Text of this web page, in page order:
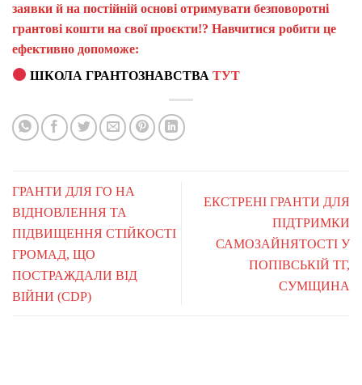
заявки й на постійній основі отримувати безповоротні
грантові кошти на свої проєкти!? Навчитися робити це
ефективно допоможе:
ШКОЛА ГРАНТОЗНАВСТВАТУТ
ГРАНТИ ДЛЯ ГО НА
ВІДНОВЛЕННЯ ТА
ПІДВИЩЕННЯ СТІЙКОСТІ
ГРОМАД, ЩО
ПОСТРАЖДАЛИ ВІД
ВІЙНИ (CDP)
ЕКСТРЕНІ ГРАНТИ ДЛЯ
ПІДТРИМКИ
САМОЗАЙНЯТОСТІ У
ПОПІВСЬКІЙ ТГ,
СУМЩИНА